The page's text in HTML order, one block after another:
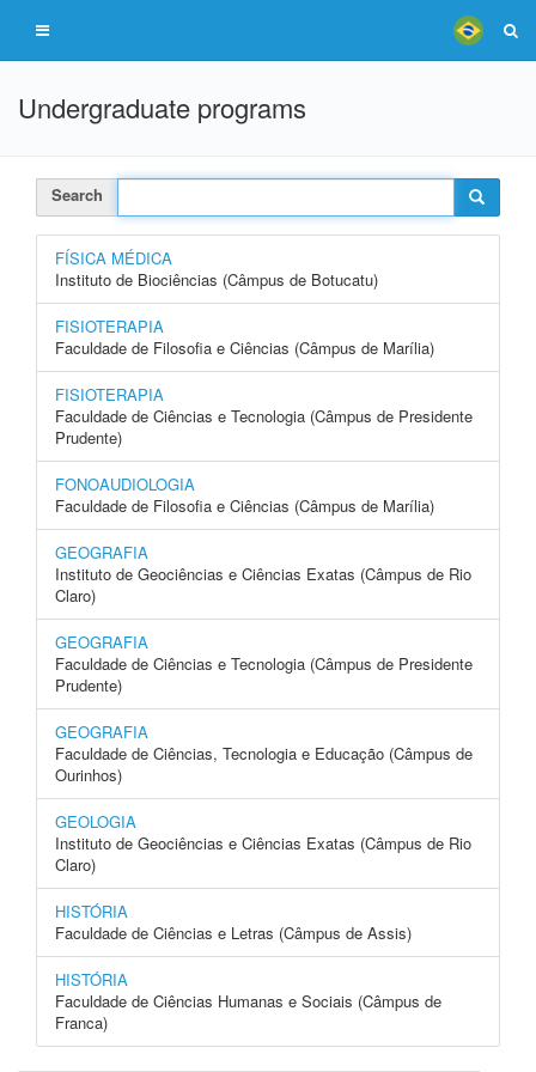
Undergraduate programs
Search
FÍSICA MÉDICA
Instituto de Biociências (Câmpus de Botucatu)
FISIOTERAPIA
Faculdade de Filosofia e Ciências (Câmpus de Marília)
FISIOTERAPIA
Faculdade de Ciências e Tecnologia (Câmpus de Presidente
Prudente)
FONOAUDIOLOGIA
Faculdade de Filosofia e Ciências (Câmpus de Marília)
GEOGRAFIA
Instituto de Geociências e Ciências Exatas (Câmpus de Rio
Claro)
GEOGRAFIA
Faculdade de Ciências e Tecnologia (Câmpus de Presidente
Prudente)
GEOGRAFIA
Faculdade de Ciências, Tecnologia e Educação (Câmpus de
Ourinhos)
GEOLOGIA
Instituto de Geociências e Ciências Exatas (Câmpus de Rio
Claro)
HISTÓRIA
Faculdade de Ciências e Letras (Câmpus de Assis)
HISTÓRIA
Faculdade de Ciências Humanas e Sociais (Câmpus de
Franca)